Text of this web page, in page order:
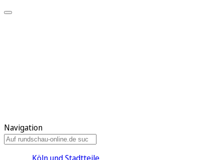
Navigation